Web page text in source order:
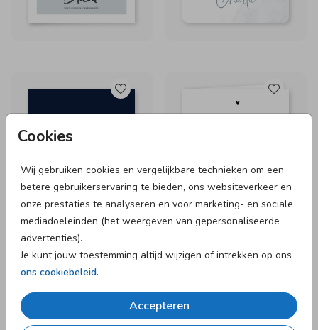
Cookies
Wij gebruiken cookies en vergelijkbare technieken om een
betere gebruikerservaring te bieden, ons websiteverkeer en
onze prestaties te analyseren en voor marketing- en sociale
mediadoeleinden (het weergeven van gepersonaliseerde
advertenties).
Je kunt jouw toestemming altijd wijzigen of intrekken op ons
ons cookiebeleid.
Accepteren